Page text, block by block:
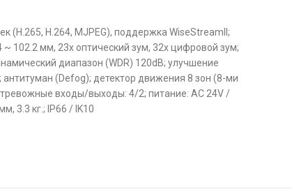
(H.265, H.264, MJPEG), поддержка WiseStreamII;
102.2 мм, 23x оптический зум, 32x цифровой зум;
диапазон (WDR) 120dB; улучшение
(Defog); детектор движения 8 зон (8-ми
тревожные входы/выходы: 4/2; питание: AC 24V /
3.3 кг.; IP66 / IK10